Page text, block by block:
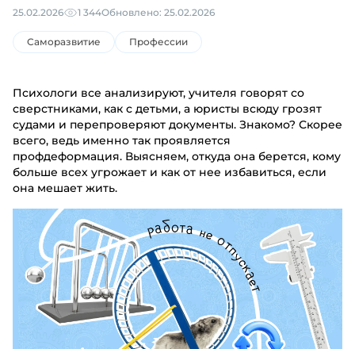
25.02.2026 1 344Обновлено: 25.02.2026
Саморазвитие Профессии
Психологи все анализируют, учителя говорят со
сверстниками, как с детьми, а юристы всюду грозят
судами и перепроверяют документы. Знакомо? Скорее
всего, ведь именно так проявляется
профдеформация. Выясняем, откуда она берется, кому
больше всех угрожает и как от нее избавиться, если
она мешает жить.